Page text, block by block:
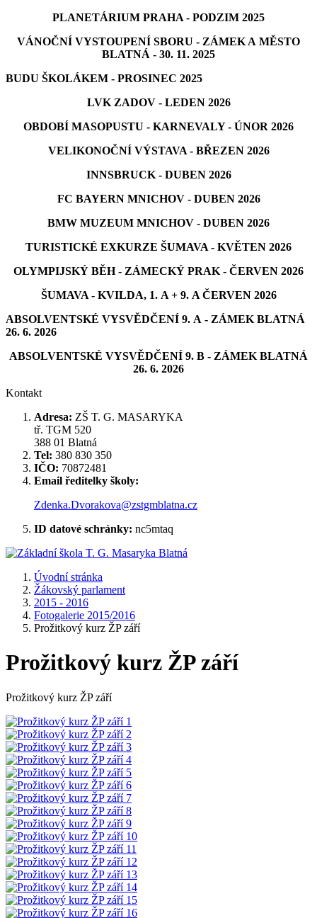
PLANETÁRIUM PRAHA - PODZIM 2025
VÁNOČNÍ VYSTOUPENÍ SBORU - ZÁMEK A MĚSTO
BLATNÁ - 30. 11. 2025
BUDU ŠKOLÁKEM - PROSINEC 2025
LVK ZADOV - LEDEN 2026
OBDOBÍ MASOPUSTU - KARNEVALY - ÚNOR 2026
VELIKONOČNÍ VÝSTAVA - BŘEZEN 2026
INNSBRUCK - DUBEN 2026
FC BAYERN MNICHOV - DUBEN 2026
BMW MUZEUM MNICHOV - DUBEN 2026
TURISTICKÉ EXKURZE ŠUMAVA - KVĚTEN 2026
OLYMPIJSKÝ BĚH - ZÁMECKÝ PRAK - ČERVEN 2026
ŠUMAVA - KVILDA, 1. A + 9. A ČERVEN 2026
ABSOLVENTSKÉ VYSVĚDČENÍ 9. A - ZÁMEK BLATNÁ
26. 6. 2026
ABSOLVENTSKÉ VYSVĚDČENÍ 9. B - ZÁMEK BLATNÁ
26. 6. 2026
Kontakt
Adresa: ZŠ T. G. MASARYKA
tř. TGM 520
388 01 Blatná
Tel: 380 830 350
IČO: 70872481
Email ředitelky školy:
Zdenka.Dvorakova@zstgmblatna.cz
ID datové schránky: nc5mtaq
Úvodní stránka
Žákovský parlament
2015 - 2016
Fotogalerie 2015/2016
Prožitkový kurz ŽP září
Prožitkový kurz ŽP září
Prožitkový kurz ŽP září